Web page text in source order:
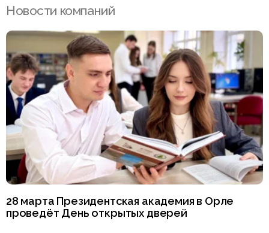
Новости компаний
28 марта Президентская академия в Орле
проведёт День открытых дверей